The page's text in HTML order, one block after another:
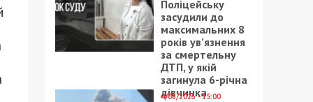
Поліцейську
засудили до
максимальних 8
років ув’язнення
за смертельну
ДТП, у якій
загинула 6-річна
дівчинка
4/08/2026 - 15:00